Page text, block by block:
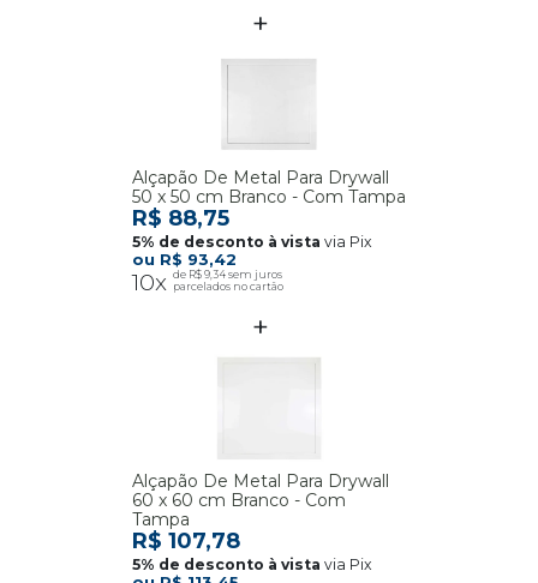
Alçapão De Metal Para Drywall
50 x 50 cm Branco - Com Tampa
R$ 93,42
10x R$ 9,34
R$ 88,75
via Pix
Alçapão De Metal Para Drywall
60 x 60 cm Branco - Com
Tampa
R$ 107,78
via Pix